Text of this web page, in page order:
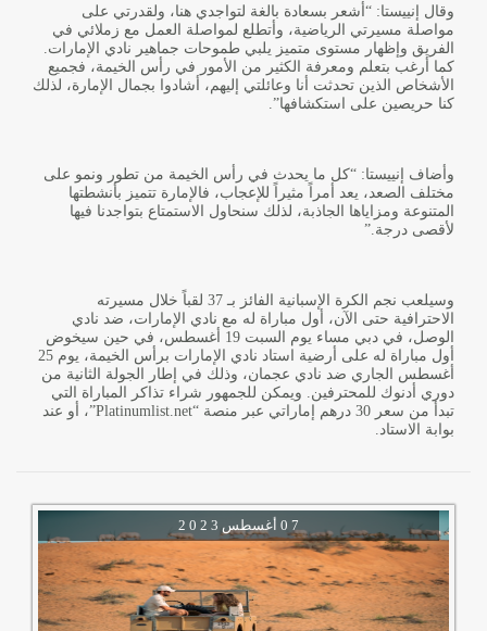
وقال إنييستا: “أشعر بسعادة بالغة لتواجدي هنا، ولقدرتي على
مواصلة مسيرتي الرياضية، وأتطلع لمواصلة العمل مع زملائي في
الفريق وإظهار مستوى متميز يلبي طموحات جماهير نادي الإمارات.
كما أرغب بتعلم ومعرفة الكثير من الأمور في رأس الخيمة، فجميع
الأشخاص الذين تحدثت أنا وعائلتي إليهم، أشادوا بجمال الإمارة، لذلك
كنا حريصين على استكشافها.”
وأضاف إنييستا: “كل ما يحدث في رأس الخيمة من تطور ونمو على
مختلف الصعد، يعد أمراً مثيراً للإعجاب، فالإمارة تتميز بأنشطتها
المتنوعة ومزاياها الجاذبة، لذلك سنحاول الاستمتاع بتواجدنا فيها
لأقصى درجة ”.
وسيلعب نجم الكرة الإسبانية الفائز بـ 37 لقباً خلال مسيرته
الاحترافية حتى الآن، أول مباراة له مع نادي الإمارات، ضد نادي
الوصل، في دبي مساء يوم السبت 19 أغسطس، في حين سيخوض
أول مباراة له على أرضية استاد نادي الإمارات برأس الخيمة، يوم 25
أغسطس الجاري ضد نادي عجمان، وذلك في إطار الجولة الثانية من
دوري أدنوك للمحترفين. ويمكن للجمهور شراء تذاكر المباراة التي
تبدأ من سعر 30 درهم إماراتي عبر منصة “
Platinumlist.net”، أو عند
بوابة الاستاد.
2 0 2 3 0 7